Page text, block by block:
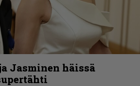
Jasminen häissä